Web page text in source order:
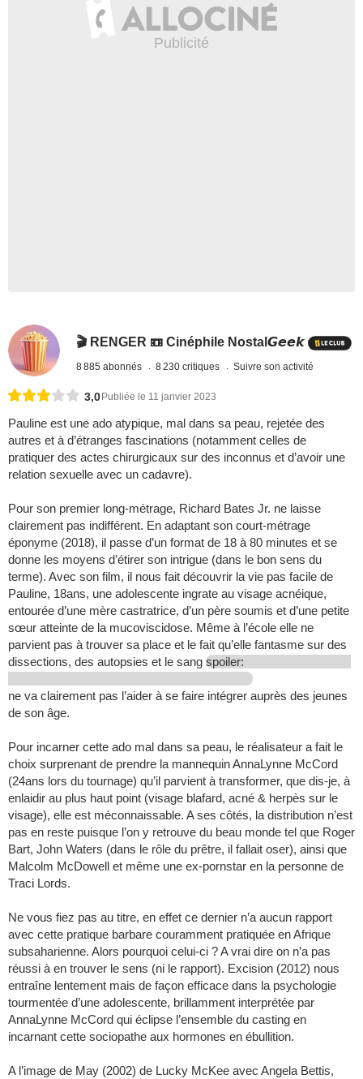
🎬 RENGER 📼 Cinéphile Nostal𝙂𝙚𝙚𝙠
8 885 abonnés 8 230 critiques Suivre son activité
3,0 Publiée le 11 janvier 2023
Pauline est une ado atypique, mal dans sa peau, rejetée des
autres et à d’étranges fascinations (notamment celles de
pratiquer des actes chirurgicaux sur des inconnus et d’avoir une
relation sexuelle avec un cadavre).
Pour son premier long-métrage, Richard Bates Jr. ne laisse
clairement pas indifférent. En adaptant son court-métrage
éponyme (2018), il passe d’un format de 18 à 80 minutes et se
donne les moyens d’étirer son intrigue (dans le bon sens du
terme). Avec son film, il nous fait découvrir la vie pas facile de
Pauline, 18ans, une adolescente ingrate au visage acnéique,
entourée d’une mère castratrice, d’un père soumis et d’une petite
sœur atteinte de la mucoviscidose. Même à l’école elle ne
parvient pas à trouver sa place et le fait qu’elle fantasme sur des
dissections, des autopsies et le sang spoiler:
ne va clairement pas l’aider à se faire intégrer auprès des jeunes
de son âge.
Pour incarner cette ado mal dans sa peau, le réalisateur a fait le
choix surprenant de prendre la mannequin AnnaLynne McCord
(24ans lors du tournage) qu’il parvient à transformer, que dis-je, à
enlaidir au plus haut point (visage blafard, acné & herpès sur le
visage), elle est méconnaissable. A ses côtés, la distribution n’est
pas en reste puisque l’on y retrouve du beau monde tel que Roger
Bart, John Waters (dans le rôle du prêtre, il fallait oser), ainsi que
Malcolm McDowell et même une ex-pornstar en la personne de
Traci Lords.
Ne vous fiez pas au titre, en effet ce dernier n’a aucun rapport
avec cette pratique barbare couramment pratiquée en Afrique
subsaharienne. Alors pourquoi celui-ci ? A vrai dire on n’a pas
réussi à en trouver le sens (ni le rapport). Excision (2012) nous
entraîne lentement mais de façon efficace dans la psychologie
tourmentée d’une adolescente, brillamment interprétée par
AnnaLynne McCord qui éclipse l’ensemble du casting en
incarnant cette sociopathe aux hormones en ébullition.
A l’image de May (2002) de Lucky McKee avec Angela Bettis,